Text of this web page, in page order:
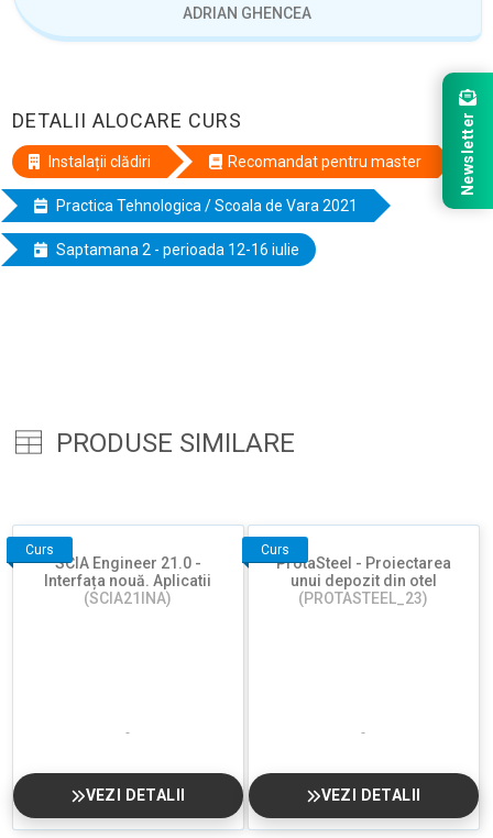
ADRIAN GHENCEA
DETALII ALOCARE CURS
Instalații clădiri Recomandat pentru master
Practica Tehnologica / Scoala de Vara 2021
Saptamana 2 - perioada 12-16 iulie
PRODUSE SIMILARE
Curs
SCIA Engineer 21.0 -
Interfața nouă. Aplicatii
(SCIA21INA)
VEZI DETALII
Curs
ProtaSteel - Proiectarea
unui depozit din otel
(PROTASTEEL_23)
VEZI DETALII
Newsletter